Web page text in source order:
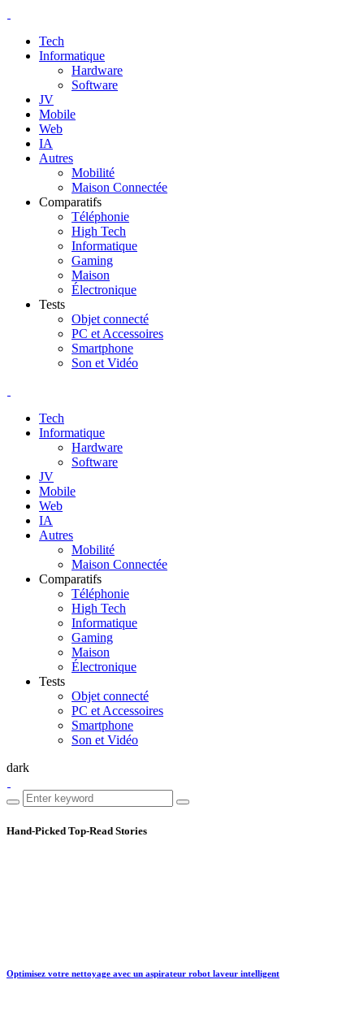
Tech
Informatique
Hardware
Software
JV
Mobile
Web
IA
Autres
Mobilité
Maison Connectée
Comparatifs
Téléphonie
High Tech
Informatique
Gaming
Maison
Électronique
Tests
Objet connecté
PC et Accessoires
Smartphone
Son et Vidéo
Tech
Informatique
Hardware
Software
JV
Mobile
Web
IA
Autres
Mobilité
Maison Connectée
Comparatifs
Téléphonie
High Tech
Informatique
Gaming
Maison
Électronique
Tests
Objet connecté
PC et Accessoires
Smartphone
Son et Vidéo
dark
Hand-Picked Top-Read Stories
Optimisez votre nettoyage avec un aspirateur robot laveur intelligent